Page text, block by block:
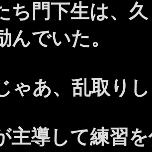
門下生は、
んでいた。
ゃあ、乱取り
導して練習を